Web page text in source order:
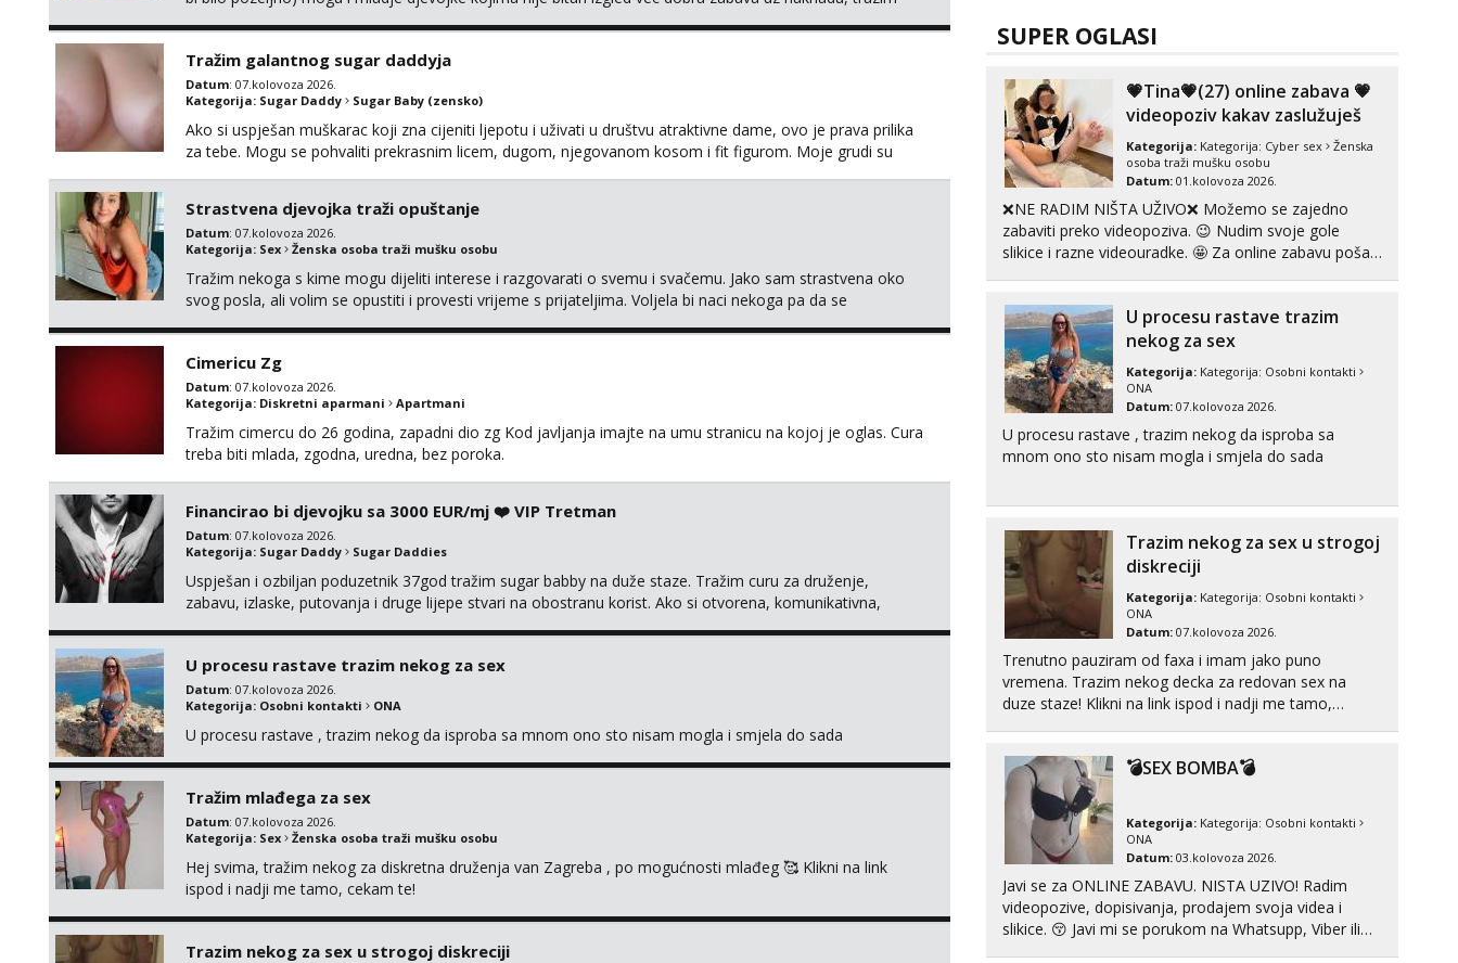
Tražim galantnog sugar daddyja
Datum: 07.kolovoza 2026.
Kategorija: Sugar Daddy Sugar Baby (zensko)
Ako si uspješan muškarac koji zna cijeniti ljepotu i uživati u društvu atraktivne dame, ovo je prava prilika
za tebe. Mogu se pohvaliti prekrasnim licem, dugom, njegovanom kosom i fit figurom. Moje grudi su
Strastvena djevojka traži opuštanje
Datum: 07.kolovoza 2026.
Kategorija: Sex Ženska osoba traži mušku osobu
Tražim nekoga s kime mogu dijeliti interese i razgovarati o svemu i svačemu. Jako sam strastvena oko
svog posla, ali volim se opustiti i provesti vrijeme s prijateljima. Voljela bi naci nekoga pa da se
Cimericu Zg
Datum: 07.kolovoza 2026.
Kategorija: Diskretni aparmani Apartmani
Tražim cimercu do 26 godina, zapadni dio zg Kod javljanja imajte na umu stranicu na kojoj je oglas. Cura
treba biti mlada, zgodna, uredna, bez poroka.
Financirao bi djevojku sa 3000 EUR/mj ❤️ VIP Tretman
Datum: 07.kolovoza 2026.
Kategorija: Sugar Daddy Sugar Daddies
Uspješan i ozbiljan poduzetnik 37god tražim sugar babby na duže staze. Tražim curu za druženje,
zabavu, izlaske, putovanja i druge lijepe stvari na obostranu korist. Ako si otvorena, komunikativna,
U procesu rastave trazim nekog za sex
Datum: 07.kolovoza 2026.
Kategorija: Osobni kontakti ONA
U procesu rastave , trazim nekog da isproba sa mnom ono sto nisam mogla i smjela do sada
Tražim mlađega za sex
Datum: 07.kolovoza 2026.
Kategorija: Sex Ženska osoba traži mušku osobu
Hej svima, tražim nekog za diskretna druženja van Zagreba , po mogućnosti mlađeg 🥰 Klikni na link
ispod i nadji me tamo, cekam te!
Trazim nekog za sex u strogoj diskreciji
tel:0,93€ - mob:1,12€ min
Čekam tvoj poziv!
Tel: 064/677-677- Kod: #123
tel:0,93€ - mob:1,12€ min
Anđela
Čekam tvoj poziv!
tel:0,93€ - mob:1,12€ min
Lucija
Razgovaram :)
Tel: 064/677-677- Kod: #136
tel:0,93€ - mob:1,12€ min
Liliana
Tel:064/677-677- Kod: #69
tel:0,93€ - mob:1,12€ min
Obavijesti me kada se oslobodi
Marta
Čekam tvoj poziv!
Tel:
tel:0,93€ - mob:1,12€ min
Maja
Tel: 064/677-677
- Kod: #04
tel:0,93€ - mob:1,12€ min
Alisa
Čekam tvoj poziv!
Tel: 064/677-677- Kod: #106
tel:0,93€ - mob:1,12€ min
SUPER OGLASI
💗Tina💗(27) online zabava 💗
videopoziv kakav zaslužuješ
Kategorija: Kategorija: Cyber sex
Ženska
osoba traži mušku osobu
Datum: 01.kolovoza 2026.
❌NE RADIM NIŠTA UŽIVO❌ Možemo se zajedno
zabaviti preko videopoziva. 😉 Nudim svoje gole
slikice i razne videouradke. 🤩 Za online zabavu pošalji
vidjeti na videopozivu. 😉 S vama sam vec 5 ...
U procesu rastave trazim
nekog za sex
Kategorija: Kategorija: Osobni kontakti
ONA
Datum: 07.kolovoza 2026.
U procesu rastave , trazim nekog da isproba sa
mnom ono sto nisam mogla i smjela do sada
Trazim nekog za sex u strogoj
diskreciji
Kategorija: Kategorija: Osobni kontakti
ONA
Datum: 07.kolovoza 2026.
Trenutno pauziram od faxa i imam jako puno
vremena. Trazim nekog decka za redovan sex na
duze staze! Klikni na link ispod i nadji me tamo,
💣SEX BOMBA💣
Kategorija: Kategorija: Osobni kontakti
ONA
Datum: 03.kolovoza 2026.
Javi se za ONLINE ZABAVU. NISTA UZIVO! Radim
videopozive, dopisivanja, prodajem svoja videa i
slikice. 😚 Javi mi se porukom na Whatsupp, Viber ili